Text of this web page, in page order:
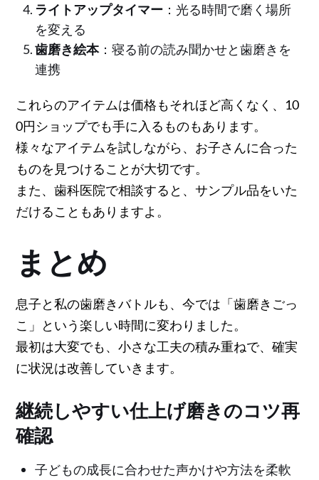
ライトアップタイマー ：光る時間で磨く場所
を変える
歯磨き絵本：寝る前の読み聞かせと歯磨きを
連携
これらのアイテムは価格もそれほど高くなく、10
0円ショップでも手に入るものもあります。
様々なアイテムを試しながら、お子さんに合った
ものを見つけることが大切です。
また、歯科医院で相談すると、サンプル品をいた
だけることもありますよ。
まとめ
息子と私の歯磨きバトルも、今では「歯磨きごっ
こ」という楽しい時間に変わりました。
最初は大変でも、小さな工夫の積み重ねで、確実
に状況は改善していきます。
継続しやすい仕上げ磨きのコツ再
確認
子どもの成長に合わせた声かけや方法を柔軟